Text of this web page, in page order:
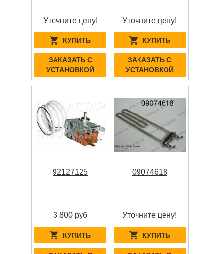
Уточните цену!
КУПИТЬ
ЗАКАЗАТЬ С
УСТАНОВКОЙ
Уточните цену!
КУПИТЬ
ЗАКАЗАТЬ С
УСТАНОВКОЙ
92127125
3 800 руб
КУПИТЬ
09074618
Уточните цену!
КУПИТЬ